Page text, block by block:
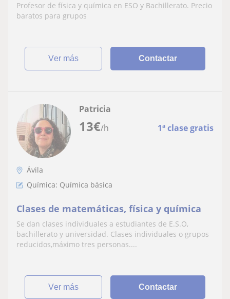
Profesor de física y química en ESO y Bachillerato. Precio
baratos para grupos
ver más Contactar
13€/h 1ª clase gratis
Patricia
Ávila
Química: Química básica
Clases de matemáticas, física y química
Se dan clases individuales a estudiantes de E.S.O,
bachillerato y universidad. Clases individuales o grupos
reducidos,máximo tres personas....
ver más Contactar